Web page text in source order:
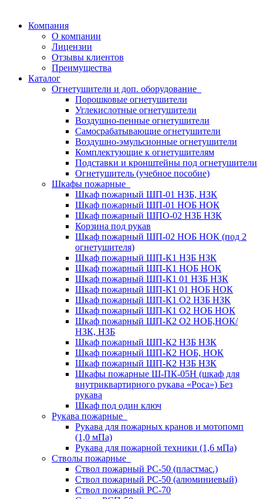
Компания
О компании
Лицензии
Отзывы клиентов
Преимущества
Каталог
Огнетушители и доп. оборудование
Порошковые огнетушители
Углекислотные огнетушители
Воздушно-пенные огнетушители
Самосрабатывающие огнетушители
Воздушно-эмульсионные огнетушители
Комплектующие к огнетушителям
Подставки и кронштейны под огнетушители
Огнетушитель (учебное пособие)
Шкафы пожарные
Шкаф пожарный ШП-01 НЗБ, НЗК
Шкаф пожарный ШП-01 НОБ НОК
Шкаф пожарный ШПО-02 НЗБ НЗК
Корзина под рукав
Шкаф пожарный ШП-02 НОБ НОК (под 2
огнетушителя)
Шкаф пожарный ШП-К1 НЗБ НЗК
Шкаф пожарный ШП-К1 НОБ НОК
Шкаф пожарный ШП-К1 01 НЗБ НЗК
Шкаф пожарный ШП-К1 01 НОБ НОК
Шкаф пожарный ШП-К1 О2 НЗБ НЗК
Шкаф пожарный ШП-К1 О2 НОБ НОК
Шкаф пожарный ШП-К2 О2 НОБ,НОК/
НЗК, НЗБ
Шкаф пожарный ШП-К2 НЗБ НЗК
Шкаф пожарный ШП-К2 НОБ, НОК
Шкаф пожарный ШП-К2 НЗБ НЗК
Шкафы пожарные Ш-ПК-05Н (шкаф для
внутриквартирного рукава «Роса») Без
рукава
Шкаф под один ключ
Рукава пожарные
Рукава для пожарных кранов и мотопомп
(1,0 мПа)
Рукава для пожарной техники (1,6 мПа)
Стволы пожарные
Ствол пожарный РС-50 (пластмас.)
Ствол пожарный РС-50 (алюминиевый)
Ствол пожарный РС-70